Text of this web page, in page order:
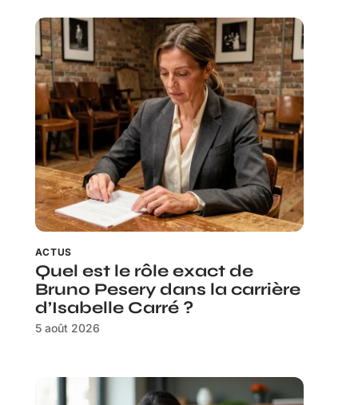
ACTUS
Quel est le rôle exact de
Bruno Pesery dans la carrière
d’Isabelle Carré ?
5 août 2026